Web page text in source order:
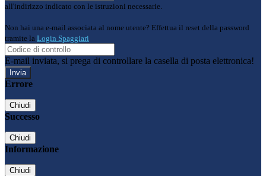
all'indirizzo indicato con le istruzioni necessarie.
Non hai una e-mail associata al nome utente? Effettua il reset della password
tramite la Login Spaggiari
E-mail inviata, si prega di controllare la casella di posta elettronica!
Errore
Chiudi
Successo
Chiudi
Informazione
Chiudi